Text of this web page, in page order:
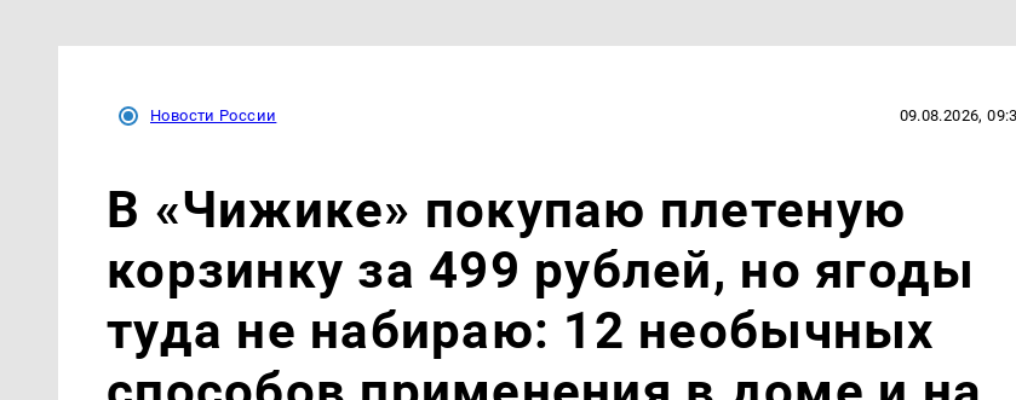
Новости России 09.08.2026,
В «Чижике» покупаю плетеную
корзинку за 499 рублей, но ягоды
туда не набираю: 12 необычных